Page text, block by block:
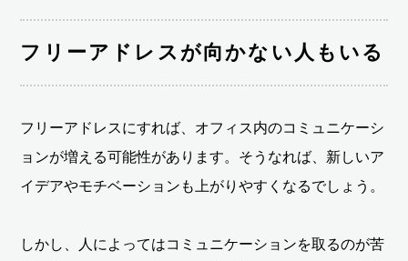
フリーアドレスが向かない人もいる
フリーアドレスにすれば、オフィス内のコミュニケーシ
ョンが増える可能性があります。そうなれば、新しいア
イデアやモチベーションも上がりやすくなるでしょう。
しかし、人によってはコミュニケーションを取るのが苦